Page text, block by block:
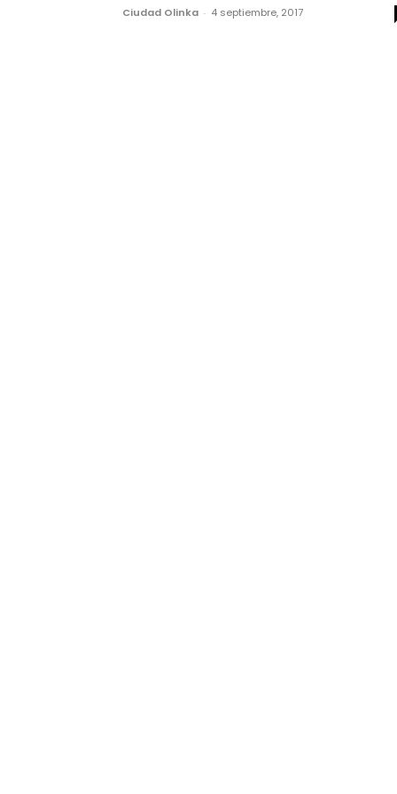
Ciudad Olinka - 4 septiembre, 2017